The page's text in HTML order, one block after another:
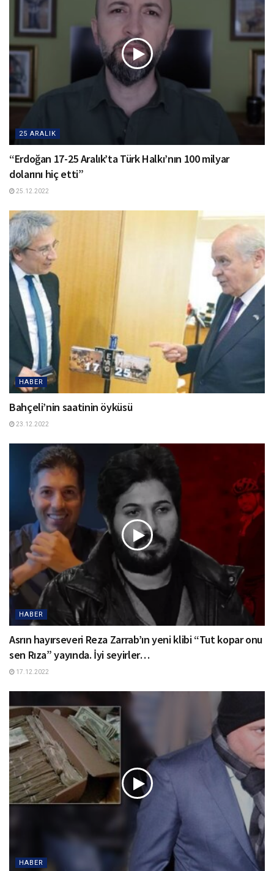
25 ARALIK
“Erdoğan 17-25 Aralık’ta Türk Halkı’nın 100 milyar
dolarını hiç etti”
25.12.2022
HABER
Bahçeli’nin saatinin öyküsü
23.12.2022
HABER
Asrın hayırseveri Reza Zarrab’ın yeni klibi “Tut kopar onu
sen Rıza” yayında. İyi seyirler…
17.12.2022
HABER